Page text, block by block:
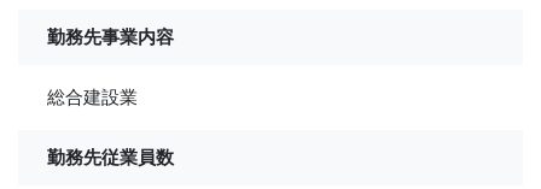
勤務先事業内容
総合建設業
勤務先従業員数